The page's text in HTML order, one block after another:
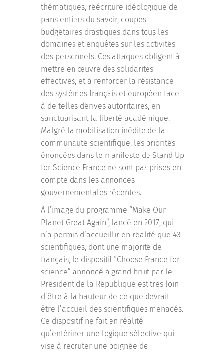
thématiques, réécriture idéologique de
pans entiers du savoir, coupes
budgétaires drastiques dans tous les
domaines et enquêtes sur les activités
des personnels. Ces attaques obligent à
mettre en œuvre des solidarités
effectives, et à renforcer la résistance
des systèmes français et européen face
à de telles dérives autoritaires, en
sanctuarisant la liberté académique.
Malgré la mobilisation inédite de la
communauté scientifique, les priorités
énoncées dans le manifeste de Stand Up
for Science France ne sont pas prises en
compte dans les annonces
gouvernementales récentes.
À l’image du programme “Make Our
Planet Great Again”, lancé en 2017, qui
n’a permis d’accueillir en réalité que 43
scientifiques, dont une majorité de
français, le dispositif “Choose France for
science” annoncé à grand bruit par le
Président de la République est très loin
d’être à la hauteur de ce que devrait
être l’accueil des scientifiques menacés.
Ce dispositif ne fait en réalité
qu’entériner une logique sélective qui
vise à recruter une poignée de